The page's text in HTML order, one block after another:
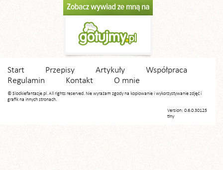
Start Przepisy Artykuły
Współpraca
Regulamin
Kontakt O mnie
© Slodkiefantazje.pl. All rights reserved. Nie wyrażam zgody na kopiowanie i wykorzystywanie zdjęć i
grafik na innych stronach.
Version: 0.6.0.30125
tiny